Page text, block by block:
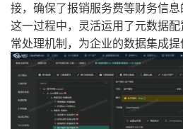
接，确保了报销服务费等财务信息
这一过程中，灵活运用了元数据
常处理机制，为企业的数据集成提